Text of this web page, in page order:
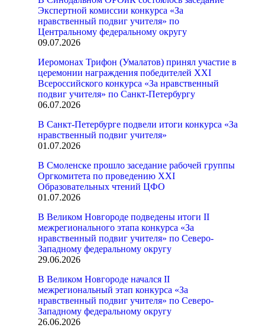
Экспертной комиссии конкурса «За
нравственный подвиг учителя» по
Центральному федеральному округу
09.07.2026
Иеромонах Трифон (Умалатов) принял участие в
церемонии награждения победителей XXI
Всероссийского конкурса «За нравственный
подвиг учителя» по Санкт-Петербургу
06.07.2026
В Санкт-Петербурге подвели итоги конкурса «За
нравственный подвиг учителя»
01.07.2026
В Смоленске прошло заседание рабочей группы
Оргкомитета по проведению XXI
Образовательных чтений ЦФО
01.07.2026
В Великом Новгороде подведены итоги II
межрегионального этапа конкурса «За
нравственный подвиг учителя» по Северо-
Западному федеральному округу
29.06.2026
В Великом Новгороде начался II
межрегиональный этап конкурса «За
нравственный подвиг учителя» по Северо-
Западному федеральному округу
26.06.2026